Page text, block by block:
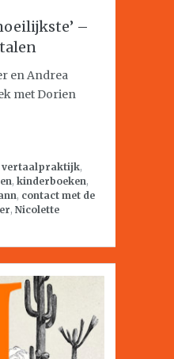
–
en Andrea
met Dorien
vertaalpraktijk,
, kinderboeken,
, contact met de
, Nicolette